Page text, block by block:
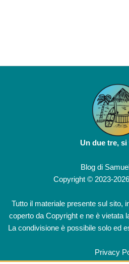
Un due tre, si
Blog di
Copyright © 2023-
Tutto il materiale presente sul sito,
coperto da Copyright e ne è vietata
La condivisione è possibile solo ed
Privacy